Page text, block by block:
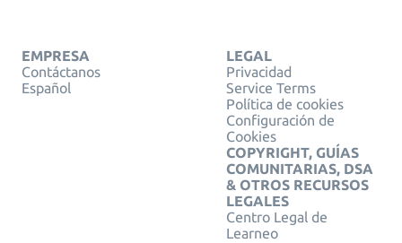
EMPRESA
Contáctanos
Español
LEGAL
Privacidad
Service Terms
Política de cookies
Configuración de
Cookies
COPYRIGHT, GUÍAS
COMUNITARIAS, DSA
& OTROS RECURSOS
LEGALES
Centro Legal de
Learneo